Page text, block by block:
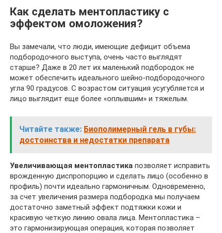
Как сделать ментопластику с
эффектом омоложения?
Вы замечали, что люди, имеющие дефицит объема
подбородочного выступа, очень часто выглядят
старше? Даже в 20 лет их маленький подбородок не
может обеспечить идеального шейно-подбородочного
угла 90 градусов. С возрастом ситуация усугубляется и
лицо выглядит еще более «оплывшим» и тяжелым.
Читайте также: Биополимерный гель в губы:
достоинства и недостатки препарата
Увеличивающая ментопластика позволяет исправить
врожденную диспропорцию и сделать лицо (особенно в
профиль) почти идеально гармоничным. Одновременно,
за счет увеличения размера подбородка мы получаем
достаточно заметный эффект подтяжки кожи и
красивую четкую линию овала лица. Ментопластика –
это гармонизирующая операция, которая позволяет